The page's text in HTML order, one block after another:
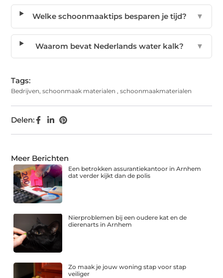
Welke schoonmaaktips besparen je tijd? ▼
Waarom bevat Nederlands water kalk? ▼
Tags:
Bedrijven,schoonmaak materialen ,schoonmaakmaterialen
Delen:
Meer Berichten
Een betrokken assurantiekantoor in Arnhem
dat verder kijkt dan de polis
Nierproblemen bij een oudere kat en de
dierenarts in Arnhem
Zo maak je jouw woning stap voor stap
veiliger